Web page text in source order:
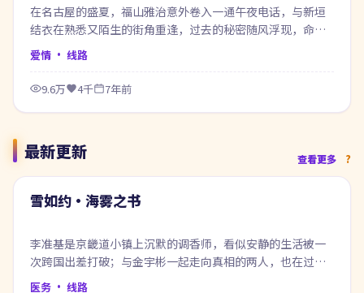
在名古屋的盛夏，福山雅治意外卷入一通午夜电话，与新垣
结衣在熟悉又陌生的街角重逢，过去的秘密随风浮现，命运
在风雨之间悄然改写。
爱情 · 线路
9.6万 4千 7年前
最新更新 查看更多
最新
99:10
雪如约·海雾之书
李准基是京畿道小镇上沉默的调香师，看似安静的生活被一
次跨国出差打破；与金宇彬一起走向真相的两人，也在过程
中重新认识自己。
医务 · 线路